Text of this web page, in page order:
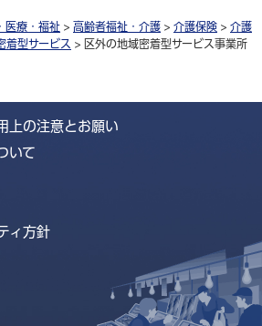
医療・福祉 > 高齢者福祉・介護 > 介護保険 > 介護
着型サービス > 区外の地域密着型サービス事業所
上の注意とお願い
いて
ィ方針